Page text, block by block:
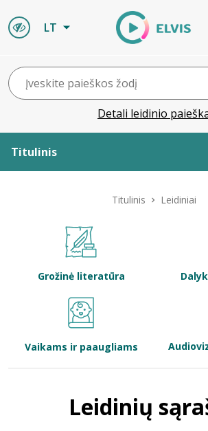
LT
Detali leidinio
Titulinis
Bibliotekoms
Titulinis Leidiniai
Grožinė literatūra
Vaikams ir paaugliams
Leidinių